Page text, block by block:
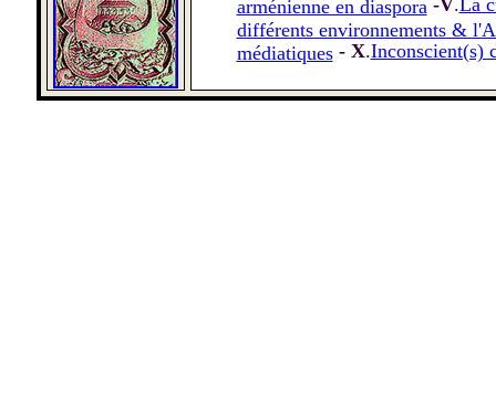
arménienne en diaspora -V.La
différents environnements &
médiatiques- X.Inconscient(s)